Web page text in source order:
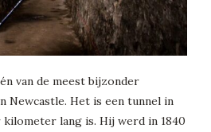
van de meest bijzonder
Newcastle. Het is een tunnel in
kilometer lang is. Hij werd in 1840